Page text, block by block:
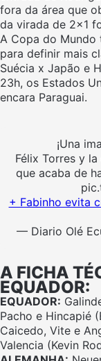
fora da área que
da virada de 2×1
A Copa do Mundo
para definir mais
Suécia x Japão e
23h, os Estados
encara Paraguai.
¡Una
Félix Torres y
que acaba de
+ Fabinho evita
— Diario Olé
A FICHA
EQUADOR:
EQUADOR:
Pacho e Hincapié
Caicedo, Vite e
Valencia (Kevin